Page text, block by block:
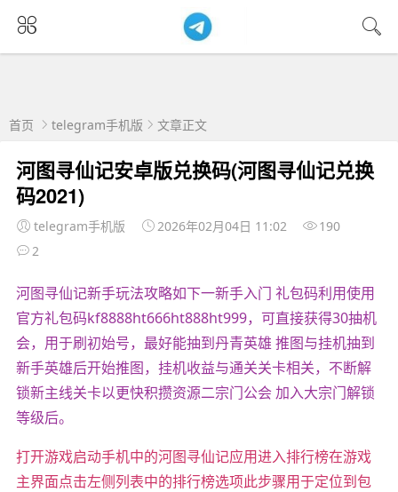
首页 telegram手机版 文章正文
河图寻仙记安卓版兑换码(河图寻仙记兑换
码2021)
telegram手机版 2026年02月04日 11:02
190
2
河图寻仙记新手玩法攻略如下一新手入门 礼包码利用使用
官方礼包码kf8888ht666ht888ht999，可直接获得30抽机
会，用于刷初始号，最好能抽到丹青英雄 推图与挂机抽到
新手英雄后开始推图，挂机收益与通关关卡相关，不断解
锁新主线关卡以更快积攒资源二宗门公会 加入大宗门解锁
等级后。
打开游戏启动手机中的河图寻仙记应用进入排行榜在游戏
主界面点击左侧列表中的排行榜选项此步骤用于定位到包